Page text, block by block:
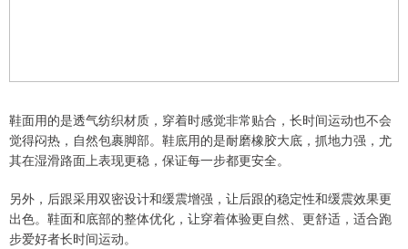
鞋面用的是透气纺织材质，穿着时感觉非常贴合，长时间运动也不会
觉得闷热，自然包裹脚部。鞋底用的是耐磨橡胶大底，抓地力强，尤
其在湿滑路面上表现更稳，保证每一步都更安全。
另外，后跟采用双密设计和缓震增强，让后跟的稳定性和缓震效果更
出色。鞋面和底部的整体优化，让穿着体验更自然、更舒适，适合跑
步爱好者长时间运动。